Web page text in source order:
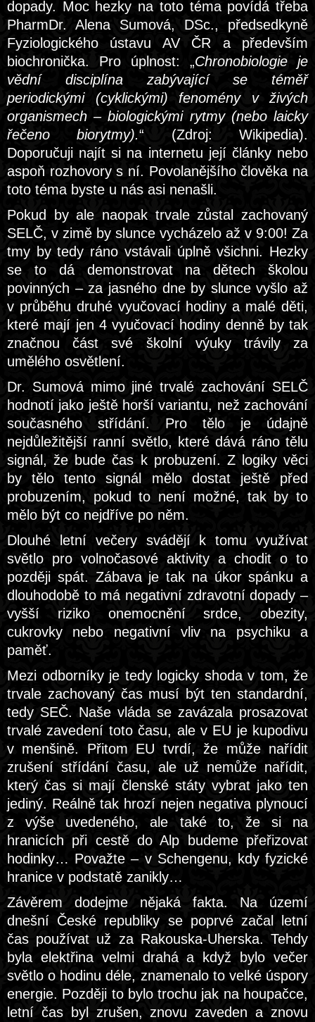
dopady. Moc hezky na toto téma povídá třeba
PharmDr. Alena Sumová, DSc., předsedkyně
Fyziologického ústavu AV ČR a především
biochronička. Pro úplnost: „Chronobiologie je
vědní disciplína zabývající se téměř
periodickými (cyklickými) fenomény v živých
organismech – biologickými rytmy (nebo laicky
řečeno biorytmy).“ (Zdroj: Wikipedia).
Doporučuji najít si na internetu její články nebo
aspoň rozhovory s ní. Povolanějšího člověka na
toto téma byste u nás asi nenašli.
Pokud by ale naopak trvale zůstal zachovaný
SELČ, v zimě by slunce vycházelo až v 9:00! Za
tmy by tedy ráno vstávali úplně všichni. Hezky
se to dá demonstrovat na dětech školou
povinných – za jasného dne by slunce vyšlo až
v průběhu druhé vyučovací hodiny a malé děti,
které mají jen 4 vyučovací hodiny denně by tak
značnou část své školní výuky trávily za
umělého osvětlení.
Dr. Sumová mimo jiné trvalé zachování SELČ
hodnotí jako ještě horší variantu, než zachování
současného střídání. Pro tělo je údajně
nejdůležitější ranní světlo, které dává ráno tělu
signál, že bude čas k probuzení. Z logiky věci
by tělo tento signál mělo dostat ještě před
probuzením, pokud to není možné, tak by to
mělo být co nejdříve po něm.
Dlouhé letní večery svádějí k tomu využívat
světlo pro volnočasové aktivity a chodit o to
později spát. Zábava je tak na úkor spánku a
dlouhodobě to má negativní zdravotní dopady –
vyšší riziko onemocnění srdce, obezity,
cukrovky nebo negativní vliv na psychiku a
paměť.
Mezi odborníky je tedy logicky shoda v tom, že
trvale zachovaný čas musí být ten standardní,
tedy SEČ. Naše vláda se zavázala prosazovat
trvalé zavedení toto času, ale v EU je kupodivu
v menšině. Přitom EU tvrdí, že může nařídit
zrušení střídání času, ale už nemůže nařídit,
který čas si mají členské státy vybrat jako ten
jediný. Reálně tak hrozí nejen negativa plynoucí
z výše uvedeného, ale také to, že si na
hranicích při cestě do Alp budeme přeřizovat
hodinky… Považte – v Schengenu, kdy fyzické
hranice v podstatě zanikly…
Závěrem dodejme nějaká fakta. Na území
dnešní České republiky se poprvé začal letní
čas používat už za Rakouska-Uherska. Tehdy
byla elektřina velmi drahá a když bylo večer
světlo o hodinu déle, znamenalo to velké úspory
energie. Později to bylo trochu jak na houpačce,
letní čas byl zrušen, znovu zaveden a znovu